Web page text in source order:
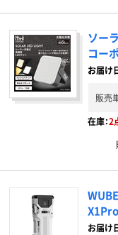
ソー
コー
お届け
販売
在庫：2
お届け